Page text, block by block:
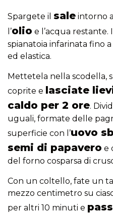
Spargete il sale intorno
l’olio e l’acqua
spianatoia infarinata fino
ed elastica.
Mettetela nella scodella,
coprite e lasciate
caldo per 2 ore.
uguali, formate delle
superficie con l’uovo
semi di papavero e
del forno cosparsa di
Con un coltello, fate un
mezzo centimetro su
per altri 10 minuti e